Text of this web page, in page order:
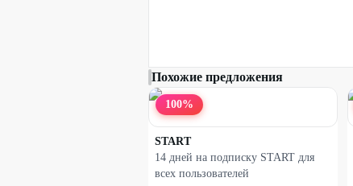
Похожие предложения
100%
START
14 дней на подписку START для
всех пользователей